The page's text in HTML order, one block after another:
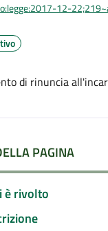
12-
di rinuncia
PAGINA
è rivolto